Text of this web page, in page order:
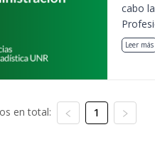
cabo
Leer más
en total: 1